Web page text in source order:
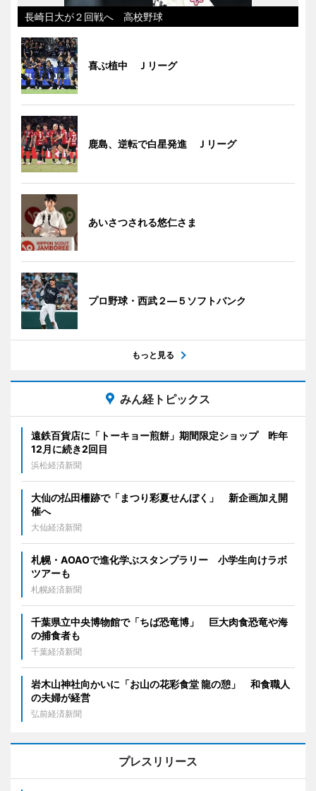
長崎日大が２回戦へ 高校野球
喜ぶ植中 Ｊリーグ
鹿島、逆転で白星発進 Ｊリーグ
あいさつされる悠仁さま
プロ野球・西武２―５ソフトバンク
もっと見る
みん経トピックス
遠鉄百貨店に「トーキョー煎餅」期間限定ショップ 昨年
12月に続き2回目
浜松経済新聞
大仙の払田柵跡で「まつり彩夏せんぼく」 新企画加え開
催へ
大仙経済新聞
札幌・AOAOで進化学ぶスタンプラリー 小学生向けラボ
ツアーも
札幌経済新聞
千葉県立中央博物館で「ちば恐竜博」 巨大肉食恐竜や海
の捕食者も
千葉経済新聞
岩木山神社向かいに「お山の花彩食堂 龍の憩」 和食職人
の夫婦が経営
弘前経済新聞
プレスリリース